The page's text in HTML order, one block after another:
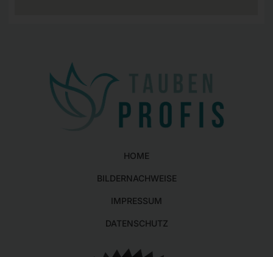
HOME
BILDERNACHWEISE
IMPRESSUM
DATENSCHUTZ